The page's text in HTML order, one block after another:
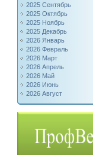
2025 Сентябрь
2025 Октябрь
2025 Ноябрь
2025 Декабрь
2026 Январь
2026 Февраль
2026 Март
2026 Апрель
2026 Май
2026 Июнь
2026 Август